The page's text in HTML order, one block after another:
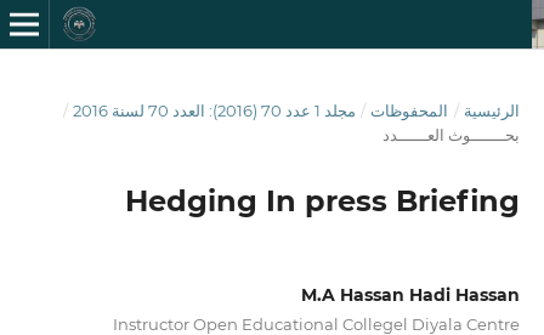
الرئيسية / المحفوظات / مجلد 1 عدد 70 (2016): العدد 70 لسنة 2016
/
بحـــــــوث العــــــدد
Hedging In press Briefing
M.A Hassan Hadi Hassan
Instructor Open Educational Collegel Diyala Centre